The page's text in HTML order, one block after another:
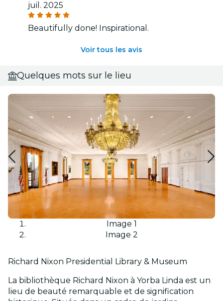
juil. 2025
Beautifully done! Inspirational.
Voir tous les avis
Quelques mots sur le lieu
Image 1
Image 2
Richard Nixon Presidential Library & Museum
La bibliothèque Richard Nixon à Yorba Linda est un
lieu de beauté remarquable et de signification